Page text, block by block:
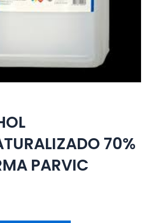
70%
PARVIC